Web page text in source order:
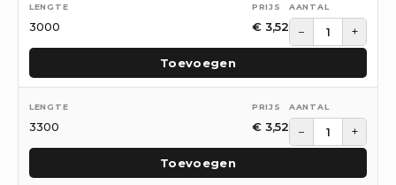
3000 € 3,52 − +
Toevoegen
3300 € 3,52 − +
Toevoegen